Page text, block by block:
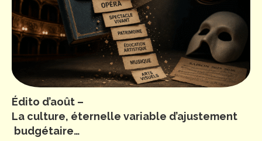
Édito d’août –
La culture, éternelle variable d’ajustement
budgétaire…